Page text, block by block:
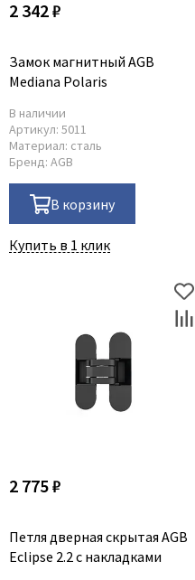
Albero
Alvero
Archie
Armadillo
Aurum Doors
Belwooddoors
El Porta
Fimet
Fratelli Cattini
2 342 ₽
Замок магнитный AGB
Mediana Polaris
В наличии
Артикул: 5011
Материал: сталь
Бренд: AGB
В корзину
Купить в 1 клик
2 775 ₽
Петля дверная скрытая AGB
Eclipse 2.2 с накладками